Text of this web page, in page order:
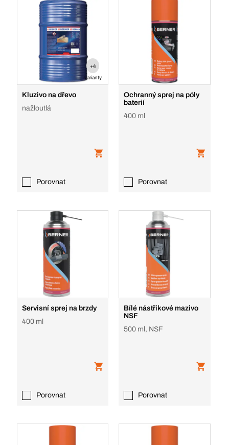
+4
varianty
Kluzivo na dřevo
nažloutlá
Porovnat
Ochranný sprej na póly
baterií
400 ml
Porovnat
Servisní sprej na brzdy
400 ml
Porovnat
Bílé nástřikové mazivo
NSF
500 ml, NSF
Porovnat